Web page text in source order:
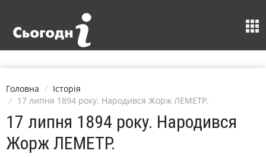
Головна
Історія
17 липня 1894 року. Народився Жорж ЛЕМЕТР.
17 липня 1894 року. Народився
Жорж ЛЕМЕТР.